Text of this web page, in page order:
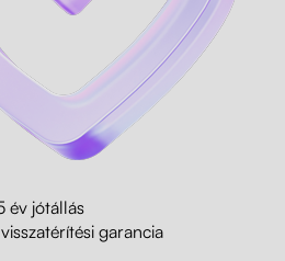
év jótállás
garancia